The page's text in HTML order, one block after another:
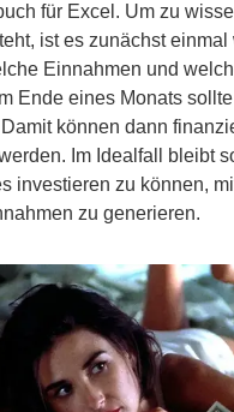
für Excel. Um zu
ist es zunächst einmal
Einnahmen und
Ende eines Monats
können dann
Im Idealfall bleibt
investieren zu können,
zu generieren.